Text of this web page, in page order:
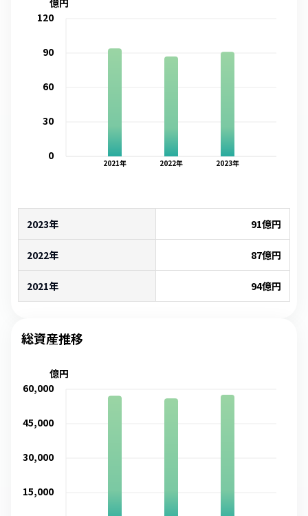
2021年 2022年 2023年
0
30
60
90
120
億円
2023年 91億円
2022年 87億円
2021年 94億円
総資産推移
15,000
30,000
45,000
60,000
億円